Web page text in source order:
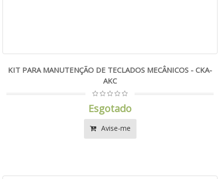
KIT PARA MANUTENÇÃO DE TECLADOS MECÂNICOS - CKA-
AKC
Esgotado
Avise-me